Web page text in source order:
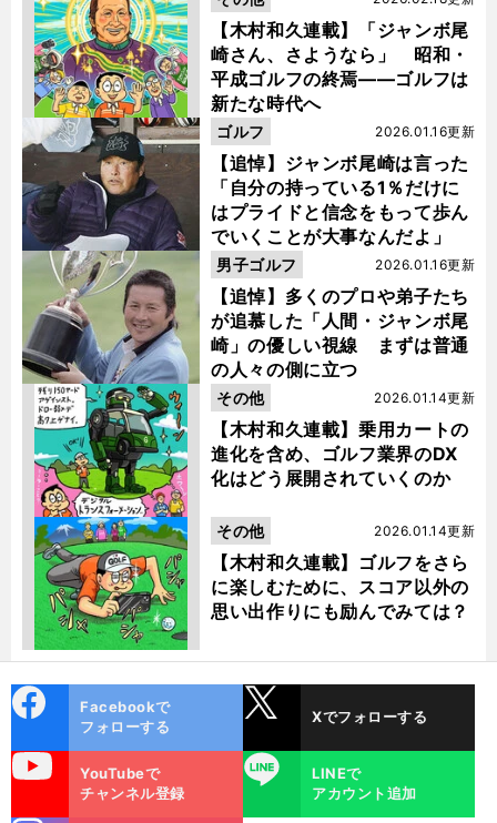
【木村和久連載】「ジャンボ尾
崎さん、さようなら」 昭和・
平成ゴルフの終焉――ゴルフは
新たな時代へ
【追悼】ジャンボ尾崎は言った
「自分の持っている1％だけに
はプライドと信念をもって歩ん
でいくことが大事なんだよ」
2026.01.16更新
ゴルフ
【追悼】多くのプロや弟子たち
が追慕した「人間・ジャンボ尾
崎」の優しい視線 まずは普通
の人々の側に立つ
2026.01.16更新
男子ゴルフ
【木村和久連載】乗用カートの
進化を含め、ゴルフ業界のDX
化はどう展開されていくのか
2026.01.14更新
その他
【木村和久連載】ゴルフをさら
に楽しむために、スコア以外の
思い出作りにも励んでみては？
2026.01.14更新
その他
ok
Facebookで
フォローする
Xでフォローする
YouTubeで
チャンネル登録
LINE
LINEで
アカウント追加